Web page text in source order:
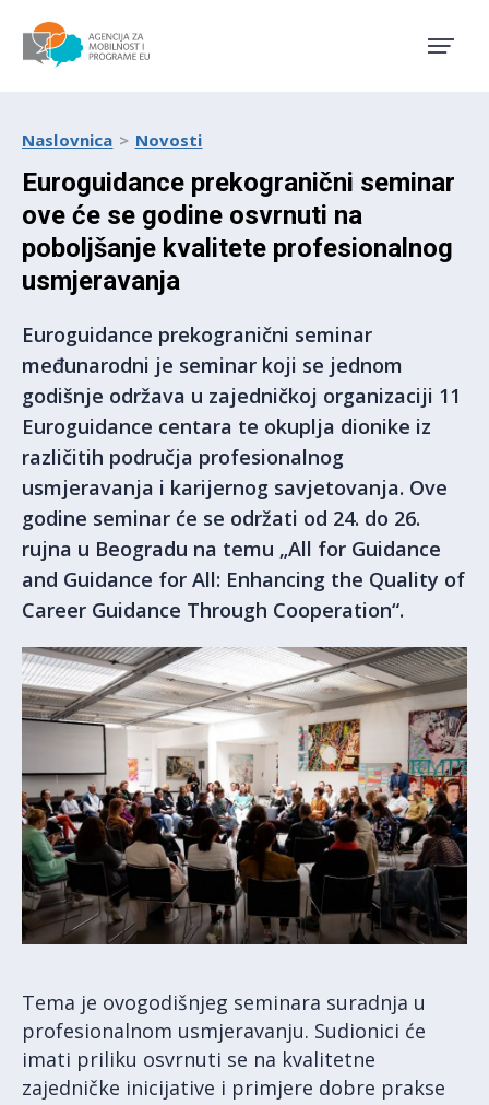
Naslovnica Novosti
Euroguidance prekogranični seminar
ove će se godine osvrnuti na
poboljšanje kvalitete profesionalnog
usmjeravanja
Euroguidance prekogranični seminar
međunarodni je seminar koji se jednom
godišnje održava u zajedničkoj organizaciji 11
Euroguidance centara te okuplja dionike iz
različitih područja profesionalnog
usmjeravanja i karijernog savjetovanja. Ove
godine seminar će se održati od 24. do 26.
rujna u Beogradu na temu „All for Guidance
and Guidance for All: Enhancing the Quality of
Career Guidance Through Cooperation“.
Tema je ovogodišnjeg seminara suradnja u
profesionalnom usmjeravanju. Sudionici će
imati priliku osvrnuti se na kvalitetne
zajedničke inicijative i primjere dobre prakse